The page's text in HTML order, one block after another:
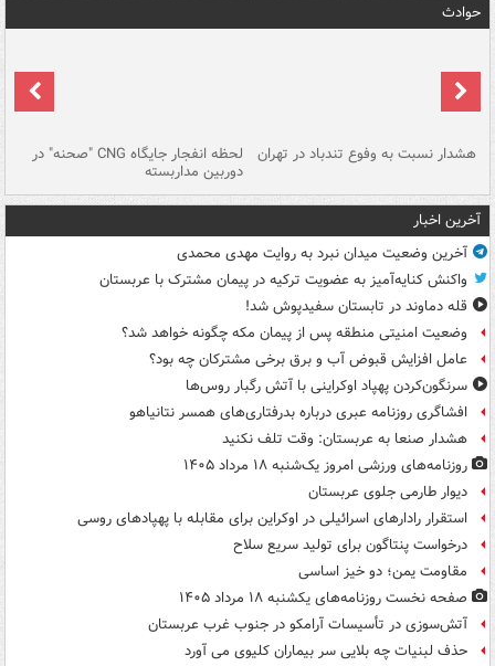
حوادث
هشدار نسبت به وفوع تندباد در تهران لحظه انفجار جایگاه CNG "صحنه" در
دوربین مداربسته
آخرین اخبار
آخرین وضعیت میدان نبرد به روایت مهدی محمدی
واکنش کنایه‌آمیز به عضویت ترکیه در پیمان مشترک با عربستان
قله دماوند در تابستان سفیدپوش شد!
وضعیت امنیتی منطقه پس از پیمان مکه چگونه خواهد شد؟
عامل افزایش قبوض آب و برق برخی مشترکان چه بود؟
سرنگون‌کردن پهپاد اوکراینی با آتش رگبار روس‌ها
افشاگری روزنامه عبری درباره بدرفتاری‌های همسر نتانیاهو
هشدار صنعا به عربستان: وقت تلف نکنید
روزنامه‌های ورزشی امروز یک‌شنبه ۱۸ مرداد ۱۴۰۵
دیوار طارمی جلوی عربستان
استقرار رادارهای اسرائیلی در اوکراین برای مقابله با پهپادهای روسی
درخواست پنتاگون برای تولید سریع سلاح
مقاومت یمن؛ دو خیز اساسی
صفحه نخست روزنامه‌های یکشنبه ۱۸ مرداد ۱۴۰۵
آتش‌سوزی در تأسیسات آرامکو در جنوب غرب عربستان
حذف لبنیات چه بلایی سر بیماران کلیوی می آورد